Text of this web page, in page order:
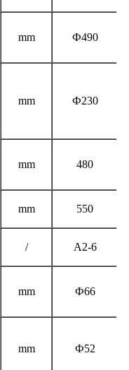
mm Ф490
mm Ф230
mm 480
mm 550
/ A2-6
mm Ф66
mm Ф52